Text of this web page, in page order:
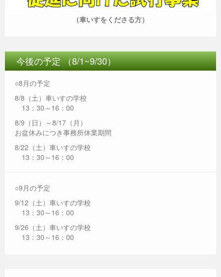
（車いすをくださる方）
今後の予定 （8/1~9/30）
○8月の予定
8/8（土）車いすの学校
13：30～16：00
8/9（日）～8/17（月）
お盆休みにつき事務所休業期間
8/22（土）車いすの学校
13：30～16：00
○9月の予定
9/12（土）車いすの学校
13：30～16：00
9/26（土）車いすの学校
13：30～16：00